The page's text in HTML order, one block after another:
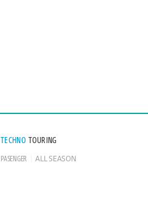
TECHNO TOURING
PASENGER ALL SEASON